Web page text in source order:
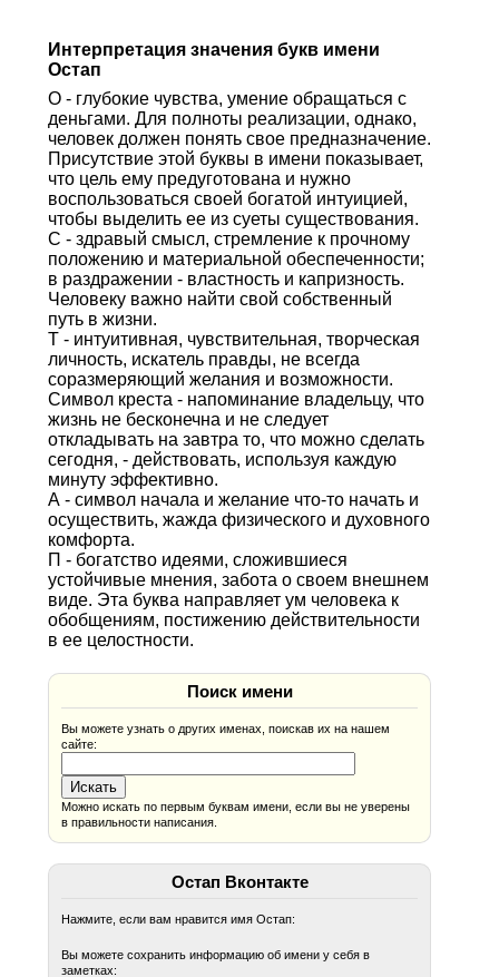
Интерпретация значения букв имени
Остап
О - глубокие чувства, умение обращаться с
деньгами. Для полноты реализации, однако,
человек должен понять свое предназначение.
Присутствие этой буквы в имени показывает,
что цель ему предуготована и нужно
воспользоваться своей богатой интуицией,
чтобы выделить ее из суеты существования.
С - здравый смысл, стремление к прочному
положению и материальной обеспеченности;
в раздражении - властность и капризность.
Человеку важно найти свой собственный
путь в жизни.
Т - интуитивная, чувствительная, творческая
личность, искатель правды, не всегда
соразмеряющий желания и возможности.
Символ креста - напоминание владельцу, что
жизнь не бесконечна и не следует
откладывать на завтра то, что можно сделать
сегодня, - действовать, используя каждую
минуту эффективно.
А - символ начала и желание что-то начать и
осуществить, жажда физического и духовного
комфорта.
П - богатство идеями, сложившиеся
устойчивые мнения, забота о своем внешнем
виде. Эта буква направляет ум человека к
обобщениям, постижению действительности
в ее целостности.
Поиск имени
Вы можете узнать о других именах, поискав их на нашем
сайте:
Можно искать по первым буквам имени, если вы не уверены
в правильности написания.
Остап Вконтакте
Нажмите, если вам нравится имя Остап:
Вы можете сохранить информацию об имени у себя в
заметках: